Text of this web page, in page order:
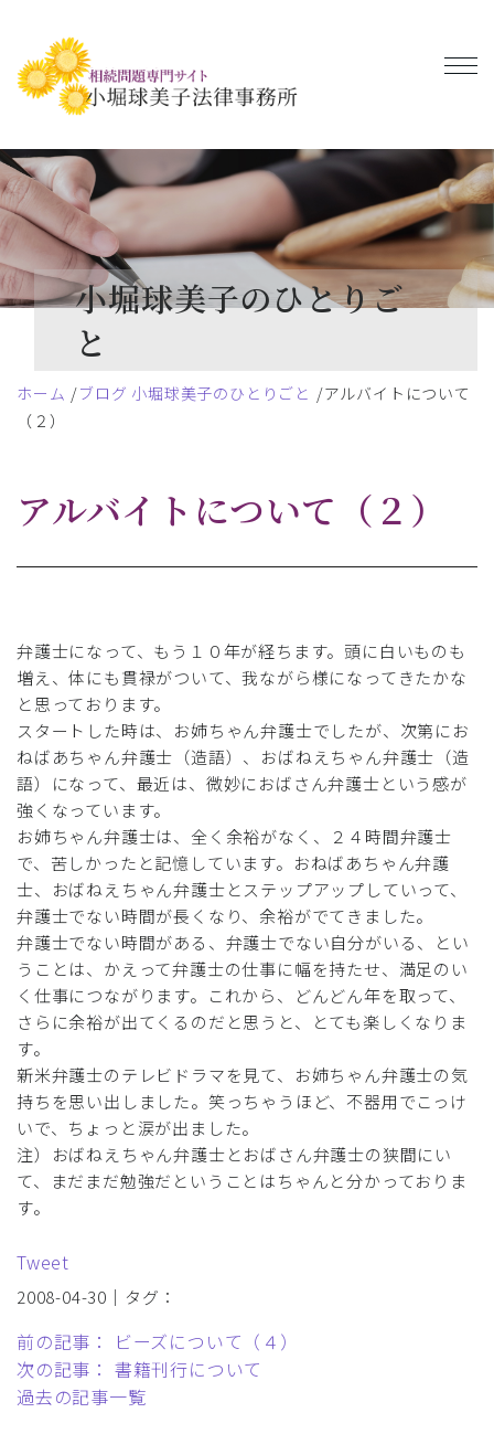
小堀球美子のひとりご
と
ホーム ブログ 小堀球美子のひとりごと
アルバイトについて
（２）
アルバイトについて（２）
弁護士になって、もう１０年が経ちます。頭に白いものも
増え、体にも貫禄がついて、我ながら様になってきたかな
と思っております。
スタートした時は、お姉ちゃん弁護士でしたが、次第にお
ねばあちゃん弁護士（造語）、おばねえちゃん弁護士（造
語）になって、最近は、微妙におばさん弁護士という感が
強くなっています。
お姉ちゃん弁護士は、全く余裕がなく、２４時間弁護士
で、苦しかったと記憶しています。おねばあちゃん弁護
士、おばねえちゃん弁護士とステップアップしていって、
弁護士でない時間が長くなり、余裕がでてきました。
弁護士でない時間がある、弁護士でない自分がいる、とい
うことは、かえって弁護士の仕事に幅を持たせ、満足のい
く仕事につながります。これから、どんどん年を取って、
さらに余裕が出てくるのだと思うと、とても楽しくなりま
す。
新米弁護士のテレビドラマを見て、お姉ちゃん弁護士の気
持ちを思い出しました。笑っちゃうほど、不器用でこっけ
いで、ちょっと涙が出ました。
注）おばねえちゃん弁護士とおばさん弁護士の狭間にい
て、まだまだ勉強だということはちゃんと分かっておりま
す。
Tweet
2008-04-30｜タグ：
前の記事： ビーズについて（４）
次の記事： 書籍刊行について
過去の記事一覧